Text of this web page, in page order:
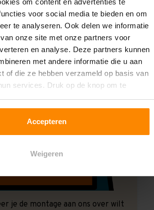
om content en advertenties te
voor social media te bieden en om
te analyseren. Ook delen we informatie
onze site met onze partners voor
en analyse. Deze partners kunnen
met andere informatie die u aan
of die ze hebben verzameld op basis van
services. Druk op de knop om te
Accepteren
Weigeren
je de montage aan ons over wilt